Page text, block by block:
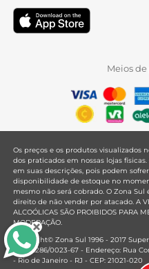
Meios
Os preços e os produtos visualizados
dos praticados em nossas lojas
em suas descrições, pois podem
disponibilidade de estoque no
mesmo não será cobrado. O Zona
direito de não vender por atacado. A
ALCOÓLICAS SÃO PROIBIDOS PARA
MODERAÇÃO.
Copyright© Zona Sul 1996 - 2017
33.381.286/0023-67 - Endereço: Rua
- Rio de Janeiro - RJ - CEP: 21021-020